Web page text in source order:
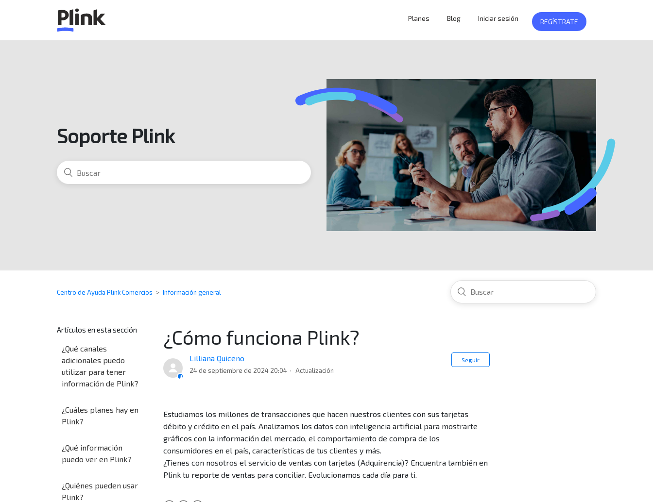
Planes Blog Iniciar sesión REGÍSTRATE
Soporte Plink
Centro de Ayuda Plink Comercios Información general
Artículos en esta sección
¿Qué canales
adicionales puedo
utilizar para tener
información de Plink?
¿Cuáles planes hay en
Plink?
¿Qué información
puedo ver en Plink?
¿Quiénes pueden usar
Plink?
¿Cómo funciona Plink?
Lilliana Quiceno
24 de septiembre de 2024 20:04 Actualización
Seguir
Estudiamos los millones de transacciones que hacen nuestros clientes con sus tarjetas
débito y crédito en el país. Analizamos los datos con inteligencia artificial para mostrarte
gráficos con la información del mercado, el comportamiento de compra de los
consumidores en el país, características de tus clientes y más.
¿Tienes con nosotros el servicio de ventas con tarjetas (Adquirencia)? Encuentra también en
Plink tu reporte de ventas para conciliar. Evolucionamos cada día para ti.